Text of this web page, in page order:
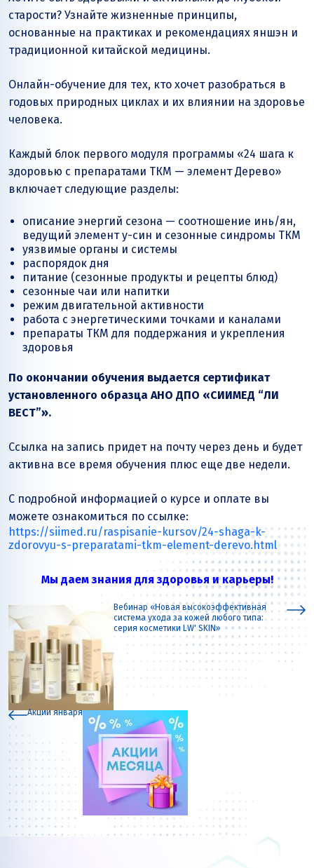
старости? Узнайте жизненные принципы,
основанные на практиках и рекомендациях яншэн и
традиционной китайской медицины.
Онлайн-обучение для тех, кто хочет разобраться в
годовых природных циклах и их влиянии на здоровье
человека.
Каждый блок первого модуля программы «24 шага к
здоровью с препаратами ТКМ — элемент Дерево»
включает следующие разделы:
описание энергий сезона — соотношение инь/ян,
ведущий элемент у-син и сезонные синдромы ТКМ
уязвимые органы и системы
распорядок дня
питание (сезонные продукты и рецепты блюд)
сезонные чаи или напитки
режим двигательной активности
работа с энергетическими точками и каналами
препараты ТКМ для поддержания и укрепления
здоровья
По окончании обучения выдается сертификат
установленного образца АНО ДПО «СИИМЕД “ЛИ
ВЕСТ”».
Ссылка на запись придет на почту через день и будет
активна все время обучения плюс еще две недели.
С подробной информацией о курсе и оплате вы
можете ознакомиться по ссылке:
https://siimed.ru/raspisanie-kursov/24-shaga-k-
zdorovyu-s-preparatami-tkm-element-derevo.html
Мы даем знания для здоровья и карьеры!
Акции января
Вебинар «Новая высокоэффективная
система ухода за кожей любого типа:
серия косметики LW' SKIN»